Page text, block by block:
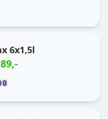
6x1,5l
89,-